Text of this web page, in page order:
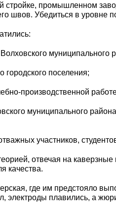
стройке, промышленном
швов. Убедиться в уровне
муниципального
поселения;
производственной
муниципального
участников,
отвечая на каверзные
качества.
где им предстояло
электроды плавились, а